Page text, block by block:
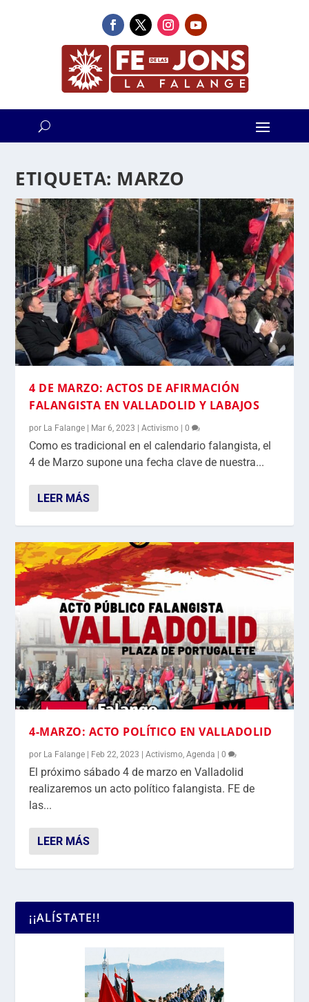
ETIQUETA: MARZO
4 DE MARZO: ACTOS DE AFIRMACIÓN
FALANGISTA EN VALLADOLID Y LABAJOS
por La Falange | Mar 6, 2023 |Activismo |0
Como es tradicional en el calendario falangista, el
4 de Marzo supone una fecha clave de nuestra...
LEER MÁS
4-MARZO: ACTO POLÍTICO EN VALLADOLID
por La Falange | Feb 22, 2023 |Activismo ,Agenda |0
El próximo sábado 4 de marzo en Valladolid
realizaremos un acto político falangista. FE de
las...
LEER MÁS
¡¡ALÍSTATE!!